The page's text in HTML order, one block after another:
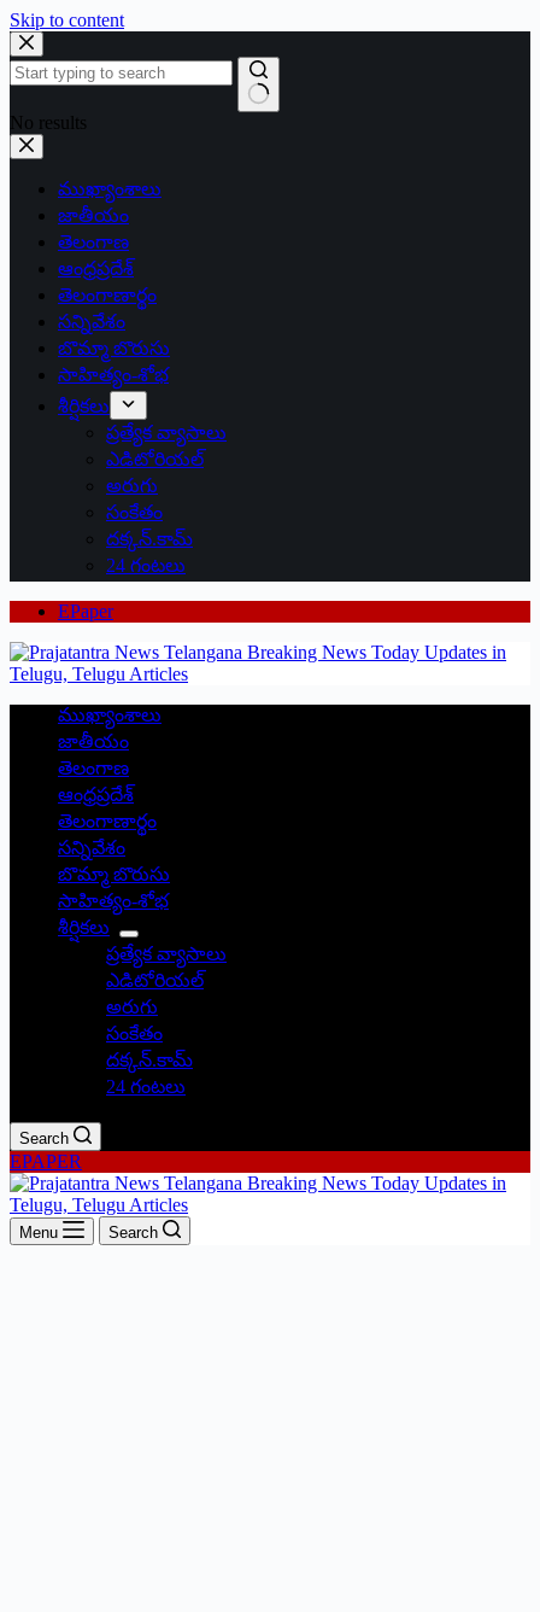
Skip to content
No results
ముఖ్యాంశాలు
జాతీయం
తెలంగాణ
ఆంధ్రప్రదేశ్
తెలంగాణార్థం
సన్నివేశం
బొమ్మా బొరుసు
సాహిత్యం-శోభ
శీర్షికలు
ప్రత్యేక వ్యాసాలు
ఎడిటోరియల్
అరుగు
సంకేతం
దక్కన్.కామ్
24 గంటలు
EPaper
ముఖ్యాంశాలు
జాతీయం
తెలంగాణ
ఆంధ్రప్రదేశ్
తెలంగాణార్థం
సన్నివేశం
బొమ్మా బొరుసు
సాహిత్యం-శోభ
శీర్షికలు
ప్రత్యేక వ్యాసాలు
ఎడిటోరియల్
అరుగు
సంకేతం
దక్కన్.కామ్
24 గంటలు
Search
EPAPER
Menu Search